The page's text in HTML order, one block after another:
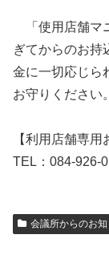
「使用店舗マ
ぎてからのお持
金に一切応じら
お守りください。
【利用店舗専用
TEL：084-926-
会議所からのお